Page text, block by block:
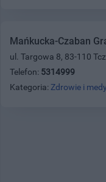
Mańkucka-Czaban
ul. Targowa 8, 83-110
Telefon: 5314999
Kategoria: Zdrowie i